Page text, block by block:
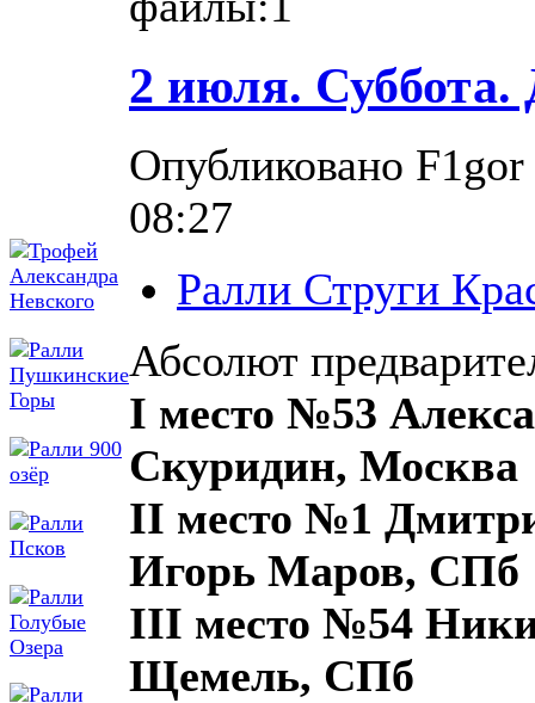
2 июля. Суббота.
Опубликовано
08:27
Ралли Струги
Абсолют
I место №53
Скуридин, Москва
II место №1
Игорь Маров, СПб
III место №54
Щемель, СПб